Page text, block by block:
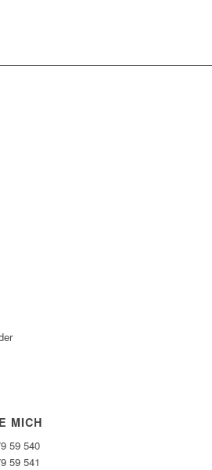
MICH
59 540
59 541